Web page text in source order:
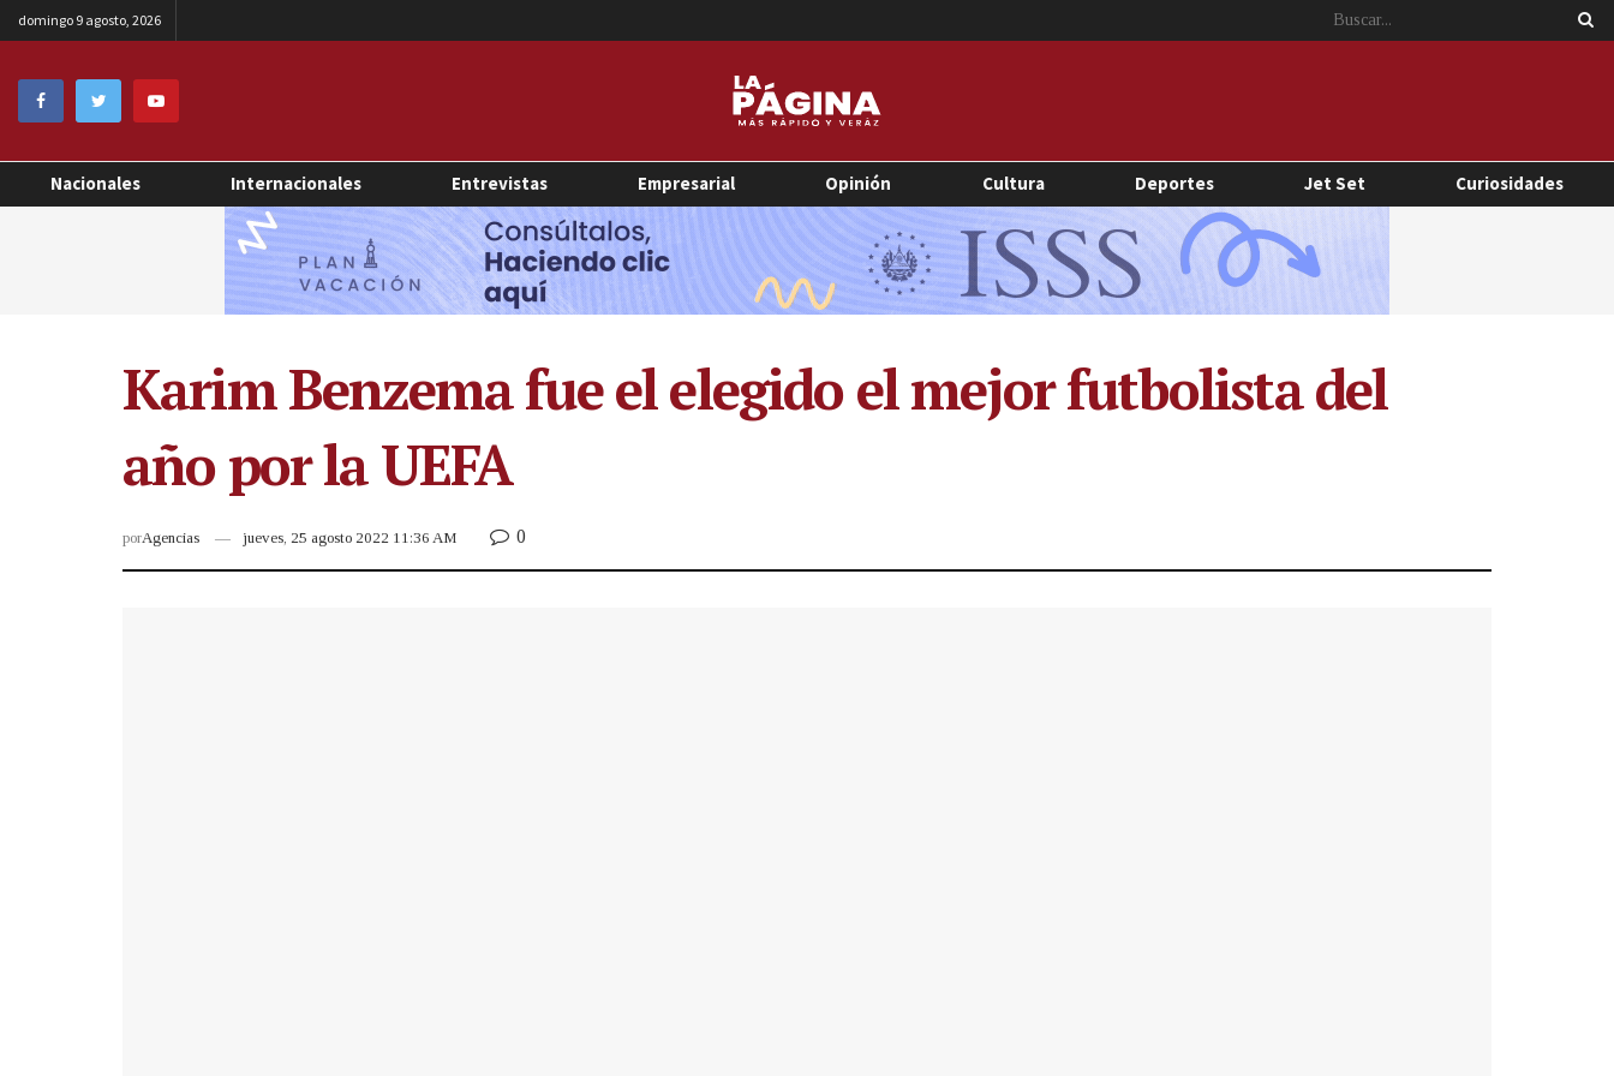
domingo 9 agosto, 2026
Nacionales Internacionales Entrevistas Empresarial Opinión Cultura Deportes Jet Set Curiosidades
Karim Benzema fue el elegido el mejor futbolista del
año por la UEFA
porAgencias jueves, 25 agosto 2022 11:36 AM 0